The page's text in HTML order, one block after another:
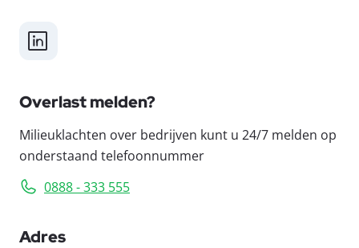
LinkedIn
Overlast melden?
Milieuklachten over bedrijven kunt u 24/7 melden op
onderstaand telefoonnummer
0888 - 333 555
Adres